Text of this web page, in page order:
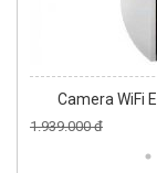
Camera WiFi
1.939.000 đ